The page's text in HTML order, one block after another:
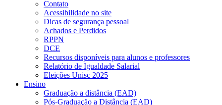
Contato
Acessibilidade no site
Dicas de segurança pessoal
Achados e Perdidos
RPPN
DCE
Recursos disponíveis para alunos e professores
Relatório de Igualdade Salarial
Eleições Unisc 2025
Ensino
Graduação a distância (EAD)
Pós-Graduação a Distância (EAD)